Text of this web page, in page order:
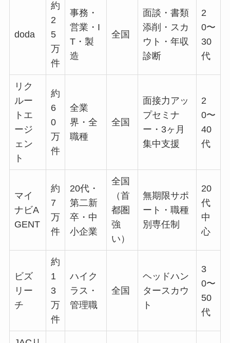
doda
約
2
5
万
件
事務・
営業・I
T・製
造
全国
面談・書類
添削・スカ
ウト・年収
診断
2
0〜
30
代
リク
ルー
トエ
ージ
ェン
ト
約
6
0
万
件
全業
界・全
職種
全国
面接力アッ
プセミナ
ー・3ヶ月
集中支援
2
0〜
40
代
マイ
ナビA
GENT
約
7
万
件
20代・
第二新
卒・中
小企業
全国
（首
都圏
強
い）
無期限サポ
ート・職種
別専任制
20
代
中
心
ビズ
リー
チ
約
1
3
万
件
ハイク
ラス・
管理職
全国
ヘッドハン
タースカウ
ト
3
0〜
50
代